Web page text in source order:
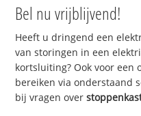
Bel nu vrijblijvend!
Heeft u dringend een
van storingen in een
kortsluiting? Ook voor een
bereiken via onderstaand
bij vragen over